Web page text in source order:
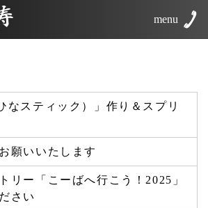
menu
なスティック）」作り＆スプリ
願いいたします
リー「こーばへ行こう！2025」
さい